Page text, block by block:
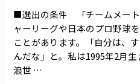
組
み」
と
「口
コ
■選出の条件 「チームメート
ャーリーグや日本のプロ野球
ことがあります。「自分は、
んだな」と。私は1995年2月
浪世 …
谷・
藤
浪
世
代」